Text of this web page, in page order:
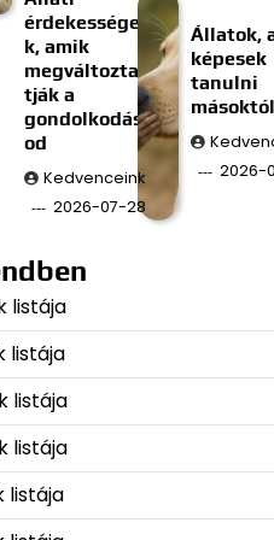
érdekessége
k, amik
megváltozta
tják a
gondolkodás
od
Kedvenceink
2026-07-28
Állatok,
képesek
tanulni
másoktól
2026-
listája
listája
listája
listája
listája